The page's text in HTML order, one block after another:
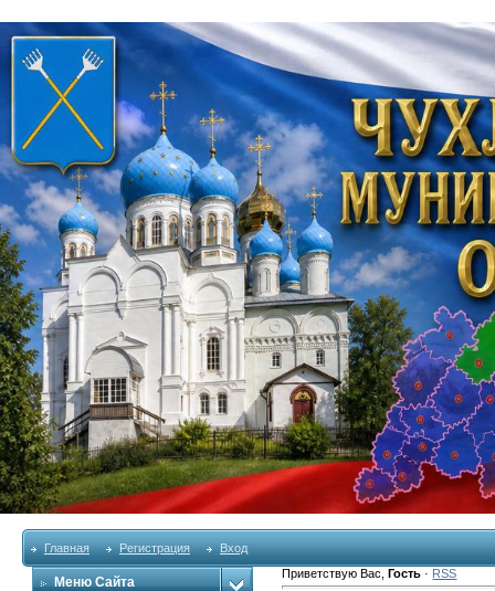
Главная Регистрация Вход
Меню Сайта
Приветствую Вас ,Гость · RSS